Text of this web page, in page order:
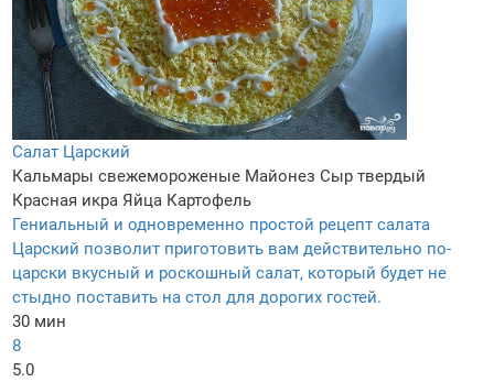
Салат Царский
Кальмары свежемороженые Майонез Сыр твердый
Красная икра Яйца Картофель
Гениальный и одновременно простой рецепт салата
Царский позволит приготовить вам действительно по-
царски вкусный и роскошный салат, который будет не
стыдно поставить на стол для дорогих гостей.
30 мин
8
5.0